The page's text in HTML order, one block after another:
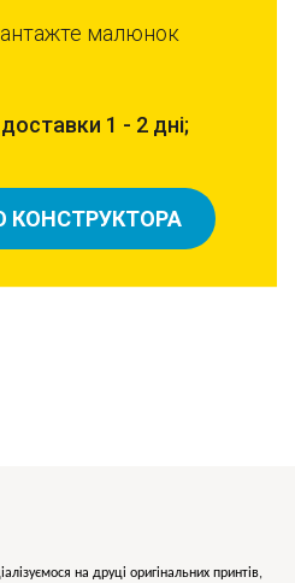
малюнок
1 - 2 дні;
КОНСТРУКТОРА
на друці оригінальних принтів,